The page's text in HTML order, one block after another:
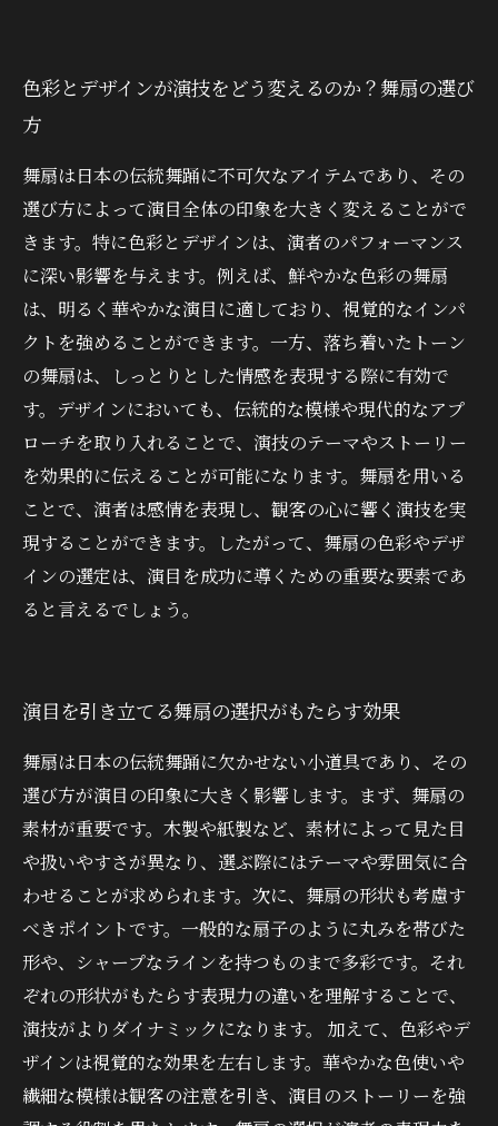
色彩とデザインが演技をどう変えるのか？舞扇の選び
方
舞扇は日本の伝統舞踊に不可欠なアイテムであり、その
選び方によって演目全体の印象を大きく変えることがで
きます。特に色彩とデザインは、演者のパフォーマンス
に深い影響を与えます。例えば、鮮やかな色彩の舞扇
は、明るく華やかな演目に適しており、視覚的なインパ
クトを強めることができます。一方、落ち着いたトーン
の舞扇は、しっとりとした情感を表現する際に有効で
す。デザインにおいても、伝統的な模様や現代的なアプ
ローチを取り入れることで、演技のテーマやストーリー
を効果的に伝えることが可能になります。舞扇を用いる
ことで、演者は感情を表現し、観客の心に響く演技を実
現することができます。したがって、舞扇の色彩やデザ
インの選定は、演目を成功に導くための重要な要素であ
ると言えるでしょう。
演目を引き立てる舞扇の選択がもたらす効果
舞扇は日本の伝統舞踊に欠かせない小道具であり、その
選び方が演目の印象に大きく影響します。まず、舞扇の
素材が重要です。木製や紙製など、素材によって見た目
や扱いやすさが異なり、選ぶ際にはテーマや雰囲気に合
わせることが求められます。次に、舞扇の形状も考慮す
べきポイントです。一般的な扇子のように丸みを帯びた
形や、シャープなラインを持つものまで多彩です。それ
ぞれの形状がもたらす表現力の違いを理解することで、
演技がよりダイナミックになります。 加えて、色彩やデ
ザインは視覚的な効果を左右します。華やかな色使いや
繊細な模様は観客の注意を引き、演目のストーリーを強